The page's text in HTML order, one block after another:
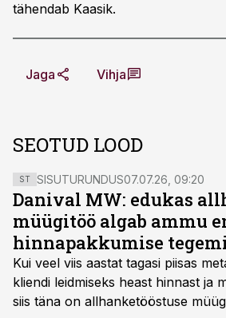
tähendab Kaasik.
Jaga Vihja
SEOTUD LOOD
ST SISUTURUNDUS07.07.26, 09:20
Danival MW: edukas
müügitöö algab ammu
hinnapakkumise
Kui veel viis aastat tagasi piisas
kliendi leidmiseks heast hinnast ja
siis täna on allhanketööstuse